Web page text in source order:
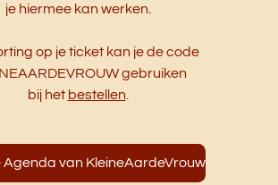
je hiermee kan werken.
op je ticket kan je de code
gebruiken
bij het bestellen
Agenda van KleineAardeVrouw